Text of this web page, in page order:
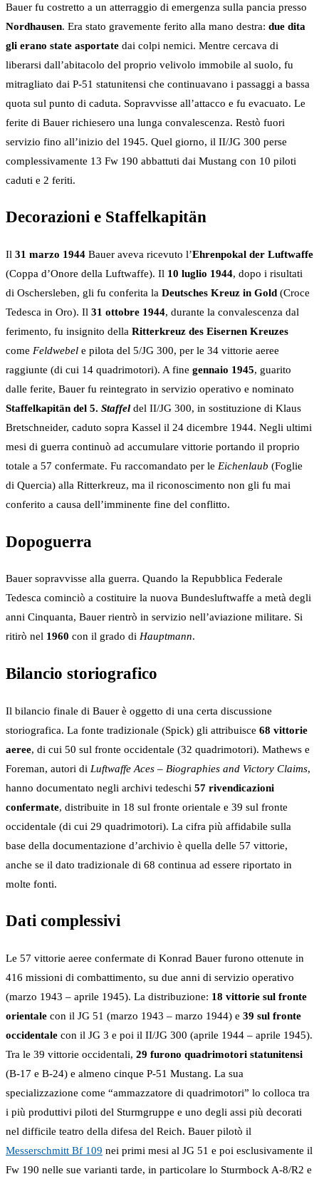
Bauer fu costretto a un atterraggio di emergenza sulla pancia presso
Nordhausen. Era stato gravemente ferito alla mano destra: due dita
gli erano state asportate dai colpi nemici. Mentre cercava di
liberarsi dall’abitacolo del proprio velivolo immobile al suolo, fu
mitragliato dai P-51 statunitensi che continuavano i passaggi a bassa
quota sul punto di caduta. Sopravvisse all’attacco e fu evacuato. Le
ferite di Bauer richiesero una lunga convalescenza. Restò fuori
servizio fino all’inizio del 1945. Quel giorno, il II/JG 300 perse
complessivamente 13 Fw 190 abbattuti dai Mustang con 10 piloti
caduti e 2 feriti.
Decorazioni e Staffelkapitän
Il 31 marzo 1944 Bauer aveva ricevuto l’Ehrenpokal der Luftwaffe
(Coppa d’Onore della Luftwaffe). Il 10 luglio 1944, dopo i risultati
di Oschersleben, gli fu conferita la Deutsches Kreuz in Gold (Croce
Tedesca in Oro). Il 31 ottobre 1944, durante la convalescenza dal
ferimento, fu insignito della Ritterkreuz des Eisernen Kreuzes
come Feldwebel e pilota del 5/JG 300, per le 34 vittorie aeree
raggiunte (di cui 14 quadrimotori). A fine gennaio 1945, guarito
dalle ferite, Bauer fu reintegrato in servizio operativo e nominato
Staffelkapitän del 5. Staffel del II/JG 300, in sostituzione di Klaus
Bretschneider, caduto sopra Kassel il 24 dicembre 1944. Negli ultimi
mesi di guerra continuò ad accumulare vittorie portando il proprio
totale a 57 confermate. Fu raccomandato per le Eichenlaub (Foglie
di Quercia) alla Ritterkreuz, ma il riconoscimento non gli fu mai
conferito a causa dell’imminente fine del conflitto.
Dopoguerra
Bauer sopravvisse alla guerra. Quando la Repubblica Federale
Tedesca cominciò a costituire la nuova Bundesluftwaffe a metà degli
anni Cinquanta, Bauer rientrò in servizio nell’aviazione militare. Si
ritirò nel 1960 con il grado di Hauptmann.
Bilancio storiografico
Il bilancio finale di Bauer è oggetto di una certa discussione
storiografica. La fonte tradizionale (Spick) gli attribuisce 68 vittorie
aeree, di cui 50 sul fronte occidentale (32 quadrimotori). Mathews e
Foreman, autori di Luftwaffe Aces – Biographies and Victory Claims,
hanno documentato negli archivi tedeschi 57 rivendicazioni
confermate, distribuite in 18 sul fronte orientale e 39 sul fronte
occidentale (di cui 29 quadrimotori). La cifra più affidabile sulla
base della documentazione d’archivio è quella delle 57 vittorie,
anche se il dato tradizionale di 68 continua ad essere riportato in
molte fonti.
Dati complessivi
Le 57 vittorie aeree confermate di Konrad Bauer furono ottenute in
416 missioni di combattimento, su due anni di servizio operativo
(marzo 1943 – aprile 1945). La distribuzione: 18 vittorie sul fronte
orientale con il JG 51 (marzo 1943 – marzo 1944) e 39 sul fronte
occidentale con il JG 3 e poi il II/JG 300 (aprile 1944 – aprile 1945).
Tra le 39 vittorie occidentali, 29 furono quadrimotori statunitensi
(B-17 e B-24) e almeno cinque P-51 Mustang. La sua
specializzazione come “ammazzatore di quadrimotori” lo colloca tra
i più produttivi piloti del Sturmgruppe e uno degli assi più decorati
nel difficile teatro della difesa del Reich. Bauer pilotò il
Messerschmitt Bf 109 nei primi mesi al JG 51 e poi esclusivamente il
Fw 190 nelle sue varianti tarde, in particolare lo Sturmbock A-8/R2 e